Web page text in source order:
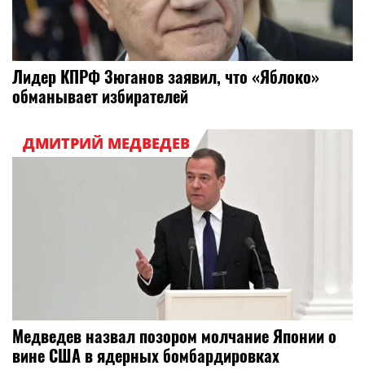
Лидер КПРФ Зюганов заявил, что «Яблоко»
обманывает избирателей
ДМИТРИЙ МЕДВЕДЕВ
Медведев назвал позором молчание Японии о
вине США в ядерных бомбардировках